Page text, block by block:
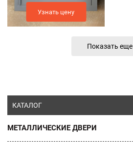
Узнать цену
Показать еще
КАТАЛОГ
МЕТАЛЛИЧЕСКИЕ ДВЕРИ